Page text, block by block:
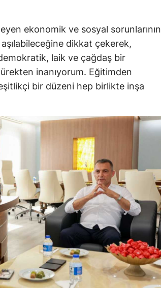
ekonomik ve sosyal sorunlarının
dikkat çekerek,
laik ve çağdaş bir
inanıyorum. Eğitimden
bir düzeni hep birlikte inşa